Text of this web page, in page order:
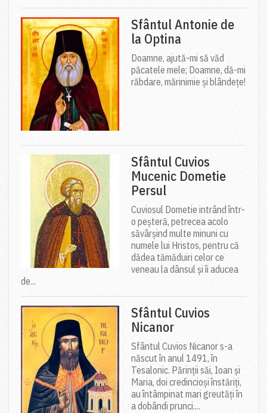
Sfântul Antonie de
la Optina
Doamne, ajută-mi să văd
păcatele mele; Doamne, dă-mi
răbdare, mărinimie şi blândeţe!
Sfântul Cuvios
Mucenic Dometie
Persul
Cuviosul Dometie intrând într-
o peșteră, petrecea acolo
săvârșind multe minuni cu
numele lui Hristos, pentru că
dădea tămăduiri celor ce
veneau la dânsul și îi aducea
de...
Sfântul Cuvios
Nicanor
Sfântul Cuvios Nicanor s-a
născut în anul 1491, în
Tesalonic. Părinții săi, Ioan și
Maria, doi credincioși înstăriți,
au întâmpinat mari greutăți în
a dobândi prunci....